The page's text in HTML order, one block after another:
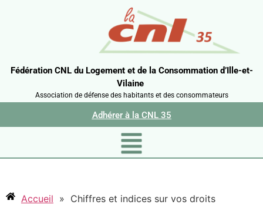
Fédération CNL du Logement et de la Consommation d’Ille-et-
Vilaine
Association de défense des habitants et des consommateurs
Adhérer à la CNL 35
Accueil » Chiffres et indices sur vos droits